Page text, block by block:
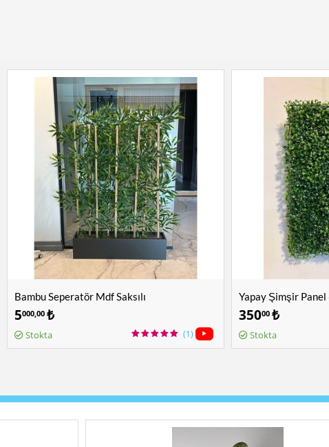
Bambu Seperatör Mdf Saksılı
5000,00 ₺
Stokta (1)
Yapay Şimşir
35000 ₺
Stokta